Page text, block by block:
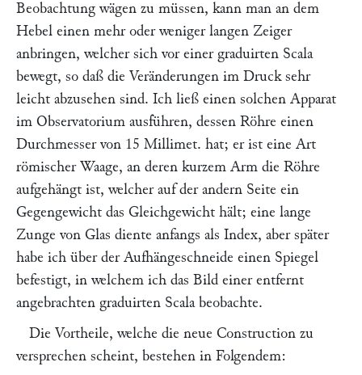
Beobachtung wägen zu müssen, kann man an dem
Hebel einen mehr oder weniger langen Zeiger
anbringen, welcher sich vor einer graduirten Scala
bewegt, so daß die Veränderungen im Druck sehr
leicht abzusehen sind. Ich ließ einen solchen Apparat
im Observatorium ausführen, dessen Röhre einen
Durchmesser von 15 Millimet. hat; er ist eine Art
römischer Waage, an deren kurzem Arm die Röhre
aufgehängt ist, welcher auf der andern Seite ein
Gegengewicht das Gleichgewicht hält; eine lange
Zunge von Glas diente anfangs als Index, aber später
habe ich über der Aufhängeschneide einen Spiegel
befestigt, in welchem ich das Bild einer entfernt
angebrachten graduirten Scala beobachte.
Die Vortheile, welche die neue Construction zu
versprechen scheint, bestehen in Folgendem: